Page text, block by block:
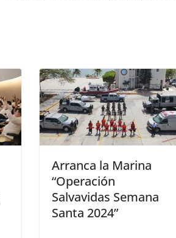
Arranca la Marina
“Operación
Salvavidas Semana
Santa 2024”